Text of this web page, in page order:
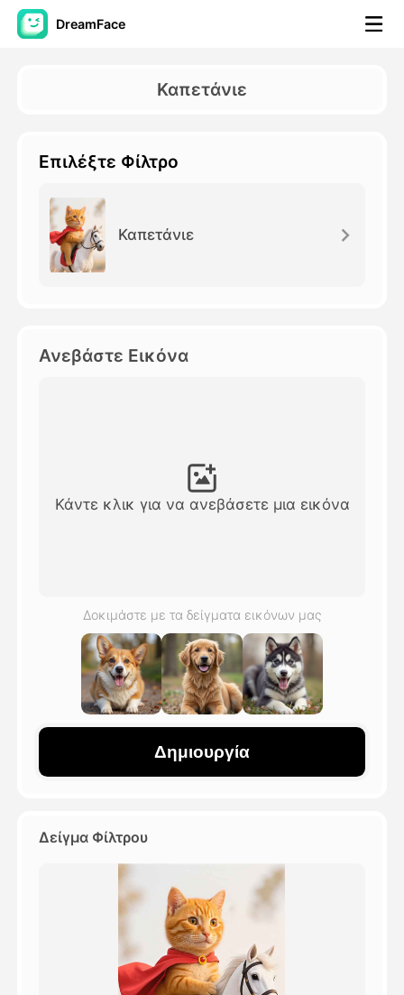
DreamFace
Βίντεο
Φωτογραφία
Άλλα Μέσα
Δείτε όλα τα πρότυπα
Blog
Καπετάνιε
Επιλέξτε Φίλτρο
Καπετάνιε
Ανεβάστε Εικόνα
Κάντε κλικ για να ανεβάσετε μια εικόνα
Δοκιμάστε με τα δείγματα εικόνων μας
Δημιουργία
Δείγμα Φίλτρου